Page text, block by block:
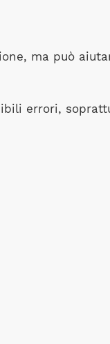
ma può
errori,